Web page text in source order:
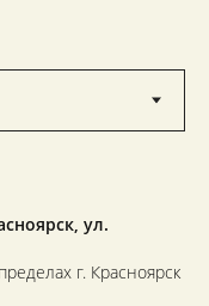
ул.
г. Красноярск